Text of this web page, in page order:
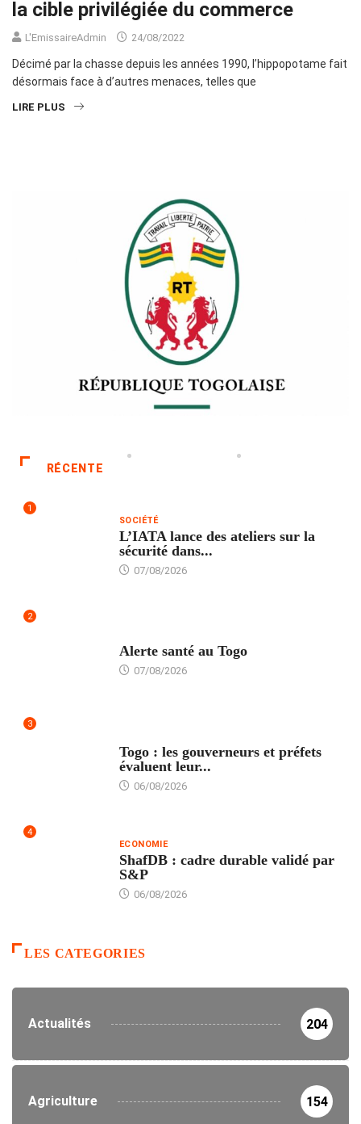
la cible privilégiée du commerce
L'EmissaireAdmin 24/08/2022
Décimé par la chasse depuis les années 1990, l’hippopotame fait
désormais face à d’autres menaces, telles que
LIRE PLUS
RÉCENTE
1
SOCIÉTÉ
L’IATA lance des ateliers sur la
sécurité dans...
07/08/2026
2
Alerte santé au Togo
07/08/2026
3
Togo : les gouverneurs et préfets
évaluent leur...
06/08/2026
4
ECONOMIE
ShafDB : cadre durable validé par
S&P
06/08/2026
LES CATEGORIES
Actualités 204
Agriculture 154